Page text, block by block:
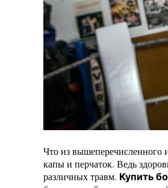
Что из вышеперечисленного
капы и перчаток. Ведь
различных травм. Купить